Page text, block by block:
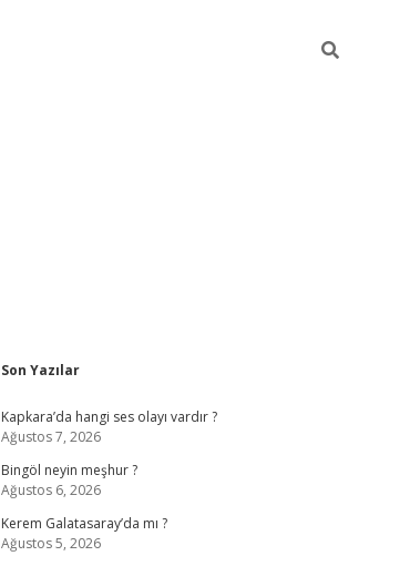
Sidebar
Son Yazılar
Kapkara’da hangi ses olayı vardır ?
Ağustos 7, 2026
Bingöl neyin meşhur ?
Ağustos 6, 2026
Kerem Galatasaray’da mı ?
Ağustos 5, 2026